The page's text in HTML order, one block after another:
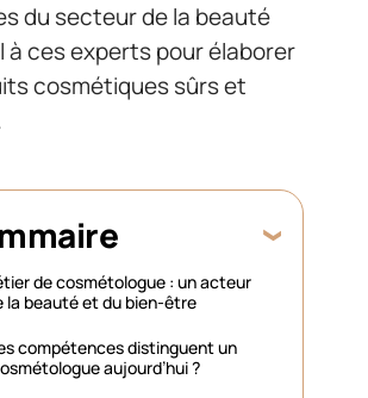
du secteur de la beauté
à ces experts pour élaborer
cosmétiques sûrs et
de cosmétologue : un acteur
la beauté et du bien-être
compétences distinguent un
aujourd’hui ?